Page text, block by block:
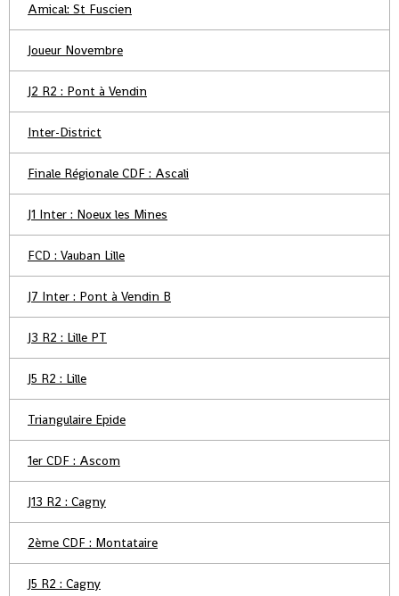
Amical: St Fuscien
Joueur Novembre
J2 R2 : Pont à Vendin
Inter-District
Finale Régionale CDF : Ascali
J1 Inter : Noeux les Mines
FCD : Vauban Lille
J7 Inter : Pont à Vendin B
J3 R2 : Lille PT
J5 R2 : Lille
Triangulaire Epide
1er CDF : Ascom
J13 R2 : Cagny
2ème CDF : Montataire
J5 R2 : Cagny